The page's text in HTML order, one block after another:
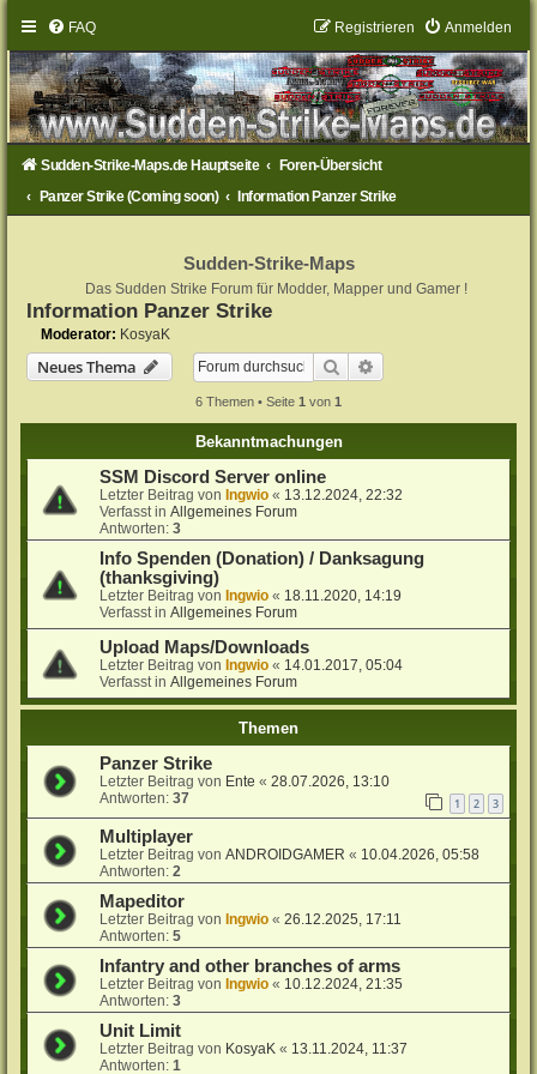
FAQ Anmelden
Registrieren
Sudden-Strike-Maps.de Hauptseite
Foren-Übersicht
Panzer Strike (Coming soon)
Information Panzer Strike
Sudden-Strike-Maps
Das Sudden Strike Forum für Modder, Mapper und Gamer !
Information Panzer Strike
Moderator: KosyaK
Neues Thema Suche
6 Themen • Seite 1 von 1
Bekanntmachungen
SSM Discord Server online
Letzter Beitrag vonIngwio « 13.12.2024, 22:32
Verfasst inAllgemeines Forum
Antworten:3
Info Spenden (Donation) / Danksagung
(thanksgiving)
Letzter Beitrag vonIngwio « 18.11.2020, 14:19
Verfasst inAllgemeines Forum
Upload Maps/Downloads
Letzter Beitrag vonIngwio « 14.01.2017, 05:04
Verfasst inAllgemeines Forum
Themen
Panzer Strike
Letzter Beitrag von Ente «28.07.2026, 13:10
Antworten:37 1 2 3
Multiplayer
Letzter Beitrag vonANDROIDGAMER « 10.04.2026, 05:58
Antworten:2
Mapeditor
Letzter Beitrag von Ingwio «26.12.2025, 17:11
Antworten:5
Infantry and other branches of arms
Letzter Beitrag von Ingwio « 10.12.2024, 21:35
Antworten:3
Unit Limit
Letzter Beitrag von KosyaK « 13.11.2024, 11:37
Antworten:1